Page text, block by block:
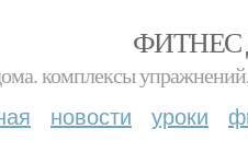
ФИТНЕС
комплексы
новости уроки